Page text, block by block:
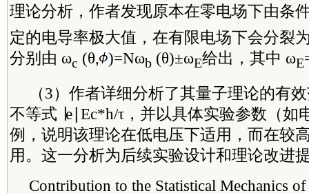
理论分析，作者发现原本在零电场下由条
定的电导率极大值，在有限电场下会分裂
分别由 ωc (θ, )=Nωb (θ)±ωE给出，其中 ωE
（3）作者详细分析了其量子理论的有
不等式 ∣e∣Ec*h/τ，并以具体实验参数（如
例，说明该理论在低电压下适用，而在较
用。这一分析为后续实验设计和理论改进
Contribution to the Statistical Mechanics